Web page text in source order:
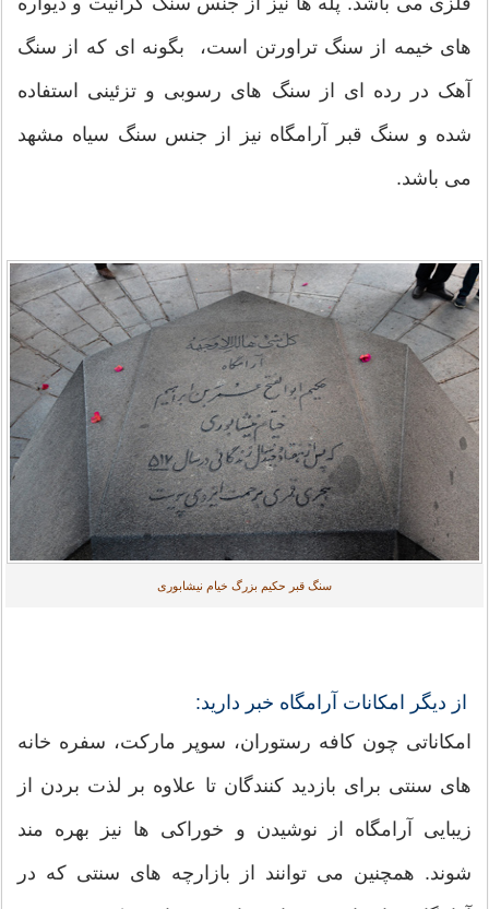
های خیمه از سنگ تراورتن است، بگونه ای که از سنگ
آهک در رده ای از سنگ های رسوبی و تزئینی استفاده
شده و سنگ قبر آرامگاه نیز از جنس سنگ سیاه مشهد
می باشد.
سنگ قبر حکیم بزرگ خیام نیشابوری
از دیگر امکانات آرامگاه خبر دارید:
امکاناتی چون کافه رستوران، سوپر مارکت، سفره خانه
های سنتی برای بازدید کنندگان تا علاوه بر لذت بردن از
زیبایی آرامگاه از نوشیدن و خوراکی ها نیز بهره مند
شوند. همچنین می توانند از بازارچه های سنتی که در